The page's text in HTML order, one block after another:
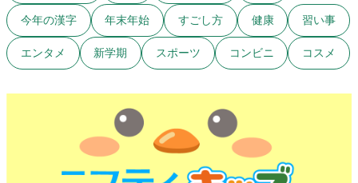
今年の漢字 年末年始 すごし方 健康 習い事
エンタメ 新学期 スポーツ コンビニ コスメ